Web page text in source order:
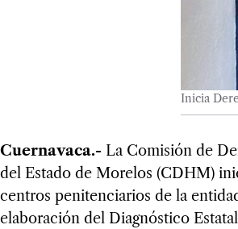
Inicia
Cuernavaca.- La Comisión de
del Estado de Morelos (CDHM)
centros penitenciarios de la
elaboración del Diagnóstico